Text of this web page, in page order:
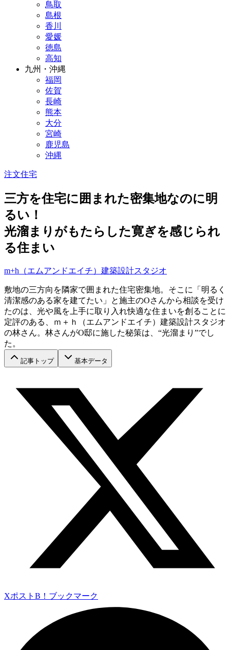
鳥取
島根
香川
愛媛
徳島
高知
九州・沖縄
福岡
佐賀
長崎
熊本
大分
宮崎
鹿児島
沖縄
注文住宅
三方を住宅に囲まれた密集地なのに明
るい！
光溜まりがもたらした寛ぎを感じられ
る住まい
m+h（エムアンドエイチ）建築設計スタジオ
敷地の三方向を隣家で囲まれた住宅密集地。そこに「明るく
清潔感のある家を建てたい」と施主のOさんから相談を受け
たのは、光や風を上手に取り入れ快適な住まいを創ることに
定評のある、ｍ＋ｈ（エムアンドエイチ）建築設計スタジオ
の林さん。林さんがO邸に施した秘策は、“光溜まり”でし
た。
記事トップ 基本データ
Xポスト B！ブックマーク